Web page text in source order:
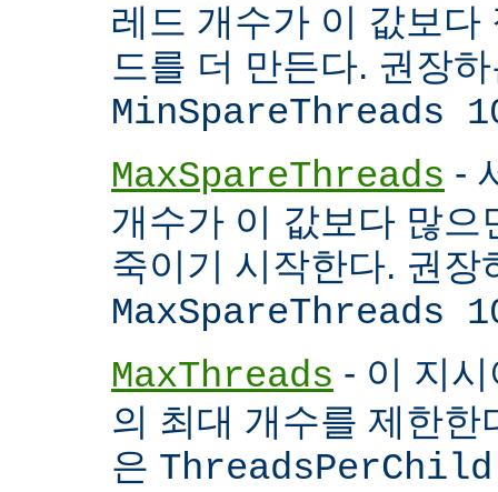
레드 개수가 이 값보다
드를 더 만든다. 권장
MinSpareThreads
MaxSpareThreads -
개수가 이 값보다 많으
죽이기 시작한다. 권장
MaxSpareThreads
MaxThreads - 이 지
의 최대 개수를 제한한
은